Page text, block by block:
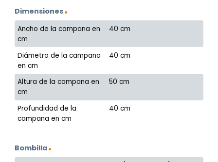
Dimensiones
Ancho de la campana en
cm
40 cm
Diámetro de la campana
en cm
40 cm
Altura de la campana en
cm
50 cm
Profundidad de la
campana en cm
40 cm
Bombilla